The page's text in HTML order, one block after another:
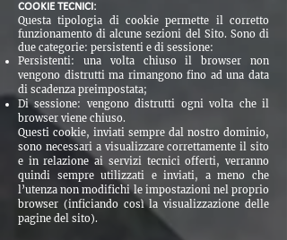
COOKIE TECNICI:
Questa tipologia di cookie permette il corretto
funzionamento di alcune sezioni del Sito. Sono di
due categorie: persistenti e di sessione:
Persistenti: una volta chiuso il browser non
vengono distrutti ma rimangono fino ad una data
di scadenza preimpostata;
Di sessione: vengono distrutti ogni volta che il
browser viene chiuso.
Questi cookie, inviati sempre dal nostro dominio,
sono necessari a visualizzare correttamente il sito
e in relazione ai servizi tecnici offerti, verranno
quindi sempre utilizzati e inviati, a meno che
l’utenza non modifichi le impostazioni nel proprio
browser (inficiando così la visualizzazione delle
pagine del sito).